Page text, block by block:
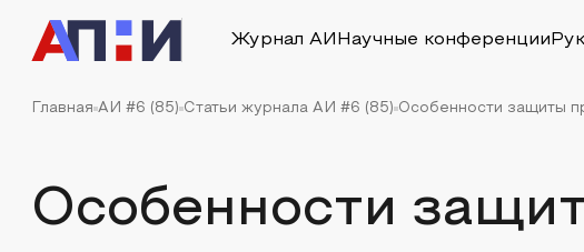
Журнал АИ Научные конференции
Главная АИ #6 (85) Статьи журнала АИ #6 (85) Особенности защиты
Особенности